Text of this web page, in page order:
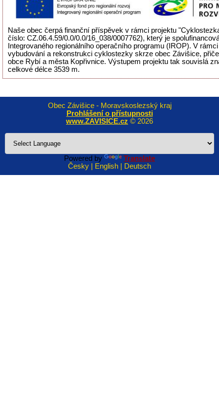
Naše obec čerpá finanční příspěvek v rámci projektu
číslo: CZ.06.4.59/0.0/0.0/16_038/0007762), který je
Integrovaného regionálního operačního programu (IROP). V
vybudování a rekonstrukci cyklostezky skrze obec Závišice,
obce Rybí a města Kopřivnice. Výstupem projektu tak souvislá
celkové délce 3539 m.
Obec Závišice - Moravskoslezský kraj
Prohlášení o přístupnosti
www.ZAVISICE.cz © 2026
Powered by
Translate
Česky | English | Deutsch